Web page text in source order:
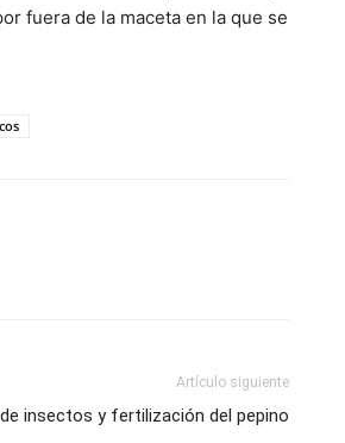
fuera de la maceta en la que se
Artículo siguiente
insectos y fertilización del pepino